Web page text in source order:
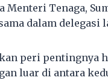
Menteri Tenaga,
dalam delegasi
peri pentingnya
luar di antara